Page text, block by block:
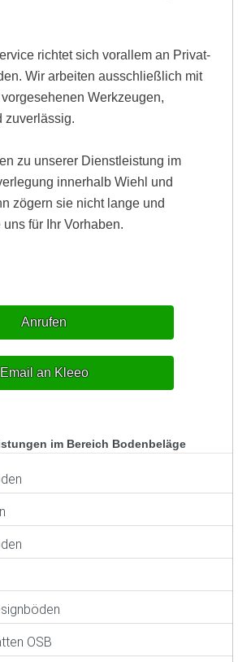
richtet sich vorallem an Privat-
Wir arbeiten ausschließlich mit
Werkzeugen,
zuverlässig.
zu unserer Dienstleistung im
innerhalb Wiehl und
zögern sie nicht lange und
für Ihr Vorhaben.
Anrufen
Email an Kleeo
im Bereich Bodenbeläge
OSB